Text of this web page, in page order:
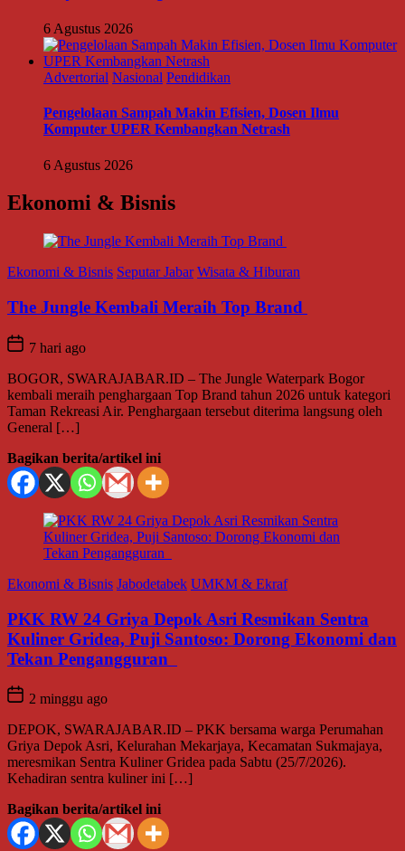
6 Agustus 2026
Advertorial Nasional Pendidikan
Pengelolaan Sampah Makin Efisien, Dosen Ilmu
Komputer UPER Kembangkan Netrash
6 Agustus 2026
Ekonomi & Bisnis
Ekonomi & Bisnis Seputar Jabar Wisata & Hiburan
The Jungle Kembali Meraih Top Brand
7 hari ago
BOGOR, SWARAJABAR.ID – The Jungle Waterpark Bogor
kembali meraih penghargaan Top Brand tahun 2026 untuk kategori
Taman Rekreasi Air. Penghargaan tersebut diterima langsung oleh
General […]
Bagikan berita/artikel ini
Ekonomi & Bisnis Jabodetabek UMKM & Ekraf
PKK RW 24 Griya Depok Asri Resmikan Sentra
Kuliner Gridea, Puji Santoso: Dorong Ekonomi dan
Tekan Pengangguran
2 minggu ago
DEPOK, SWARAJABAR.ID – PKK bersama warga Perumahan
Griya Depok Asri, Kelurahan Mekarjaya, Kecamatan Sukmajaya,
meresmikan Sentra Kuliner Gridea pada Sabtu (25/7/2026).
Kehadiran sentra kuliner ini […]
Bagikan berita/artikel ini